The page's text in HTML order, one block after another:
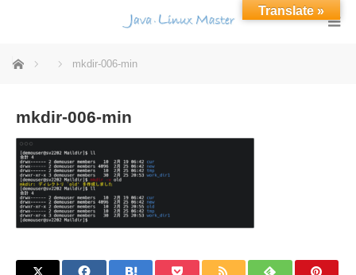
ホーム mkdir-006-min
mkdir-006-min
Translate »